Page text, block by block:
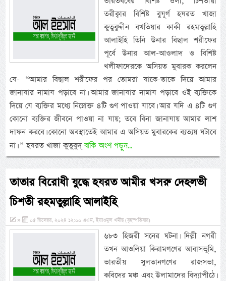
তরীক্বার বিশিষ্ট বুযূর্গ হযরত খাজা
কুতুবুদ্দীন বখতিয়ার কাকী রহমতুল্লাহি
আলাইহি তিনি উনার বিছাল শরীফের
পূর্বে উনার আল-আওলাদ ও বিশিষ্ট
খলীফাদেরকে অসিয়ত মুবারক করলেন
যে- “আমার বিছাল শরীফের পর তোমরা যাকে-তাকে দিয়ে আমার
জানাযার নামায পড়াবে না। আমার জানাযার নামায পড়াবে ওই ব্যক্তিকে
দিয়ে যে ব্যক্তির মধ্যে নিম্নোক্ত ৪টি গুণ পাওয়া যাবে। আর যদি এ ৪টি গুণ
কোনো ব্যক্তির জীবনে পাওয়া না যায়; তবে বিনা জানাযায় আমার লাশ
দাফন করবে। কোনো অবস্থাতেই আমার এ অসিয়ত মুবারকের ব্যত্যয় ঘটাবে
না। ” হযরত খাজা কুতুবুদ্বাকি অংশ পড়ুন...
তাতার বিরোধী যুদ্ধে হযরত আমীর খসরু দেহলভী
চিশতী রহমতুল্লাহি আলাইহি
» ০৫ ডিসেম্বর, ২০২৪ ১২:০০ এএম, ইয়াওমুল খমীছ (বৃহস্পতিবার)
৬৮৩ হিজরী সনের ঘটনা। দিল্লী নগরী
তখন আওলিয়া কিরামগণের আবাসভূমি,
ভারতীয় সুলতানগণের রাজসভা,
কবিদের মঞ্চ এবং উলামাদের বিদ্যাপীঠে।